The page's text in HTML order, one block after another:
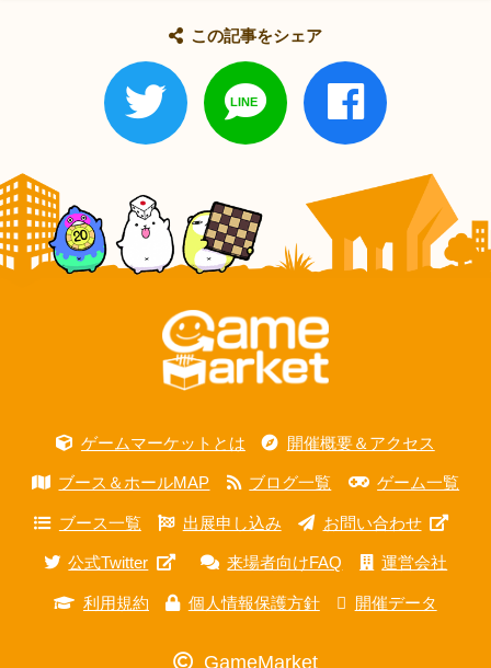
この記事をシェア
ゲームマーケットとは 開催概要＆アクセス
ブース＆ホールMAP ブログ一覧 ゲーム一覧
ブース一覧 出展申し込み お問い合わせ
公式Twitter 来場者向けFAQ 運営会社
利用規約 個人情報保護方針 開催データ
GameMarket